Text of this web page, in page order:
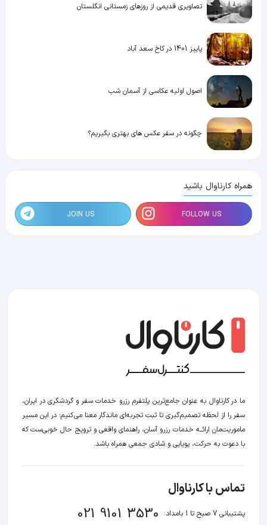
تصاویری قدیمی از روزهای زمستانی انگلستان
پاییز 1401 در کاخ سعد آباد
اصول اولیه عکاسی از آسمان شب
چگونه در سفر عکس های بهتری بگیریم؟
همراه کارناوال باشید
FOLLOW US
JOIN US
ما در کارناوال به عنوان جامع‌ترین پلتفرم رزرو خدمات سفر و گردشگری در ایران،
سفر را از لحظه‌ تصمیم‌گیری تا ثبت تجربه‌ای ماندگار معنا می‌کنیم؛ در این مسیر‍
ماموریت‌مان اراﺋــﻪ خدمات رزرو آسان، راهنمای واقعی و ترویج حال خوبی‌ست که
با دعوت به حرکت، پویایی و شادی جمعی همراه باشد.
تماس با کارناوال
پشتیبانی 7 صبح تا 1 بامداد: 021 9101 3530